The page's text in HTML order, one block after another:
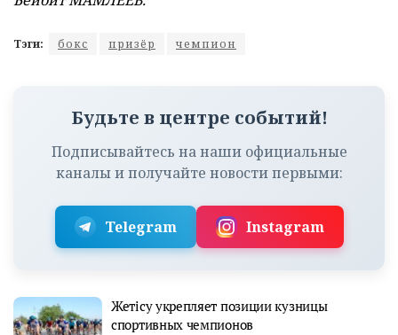
Тэги: бокс призёр чемпион
Будьте в центре событий!
Подписывайтесь на наши официальные
каналы и получайте новости первыми:
Telegram Instagram
Жетісу укрепляет позиции кузницы
спортивных чемпионов